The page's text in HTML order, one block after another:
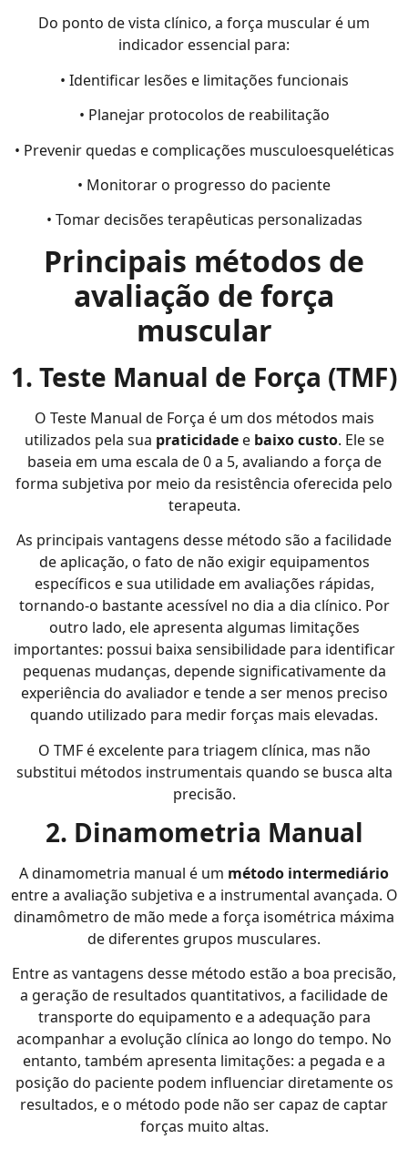
Do ponto de vista clínico, a força muscular é um
indicador essencial para:
• Identificar lesões e limitações funcionais
• Planejar protocolos de reabilitação
• Prevenir quedas e complicações musculoesqueléticas
• Monitorar o progresso do paciente
• Tomar decisões terapêuticas personalizadas
Principais métodos de
avaliação de força
muscular
1. Teste Manual de Força (TMF)
O Teste Manual de Força é um dos métodos mais
utilizados pela sua praticidade ebaixo custo. Ele se
baseia em uma escala de 0 a 5, avaliando a força de
forma subjetiva por meio da resistência oferecida pelo
terapeuta.
As principais vantagens desse método são a facilidade
de aplicação, o fato de não exigir equipamentos
específicos e sua utilidade em avaliações rápidas,
tornando-o bastante acessível no dia a dia clínico. Por
outro lado, ele apresenta algumas limitações
importantes: possui baixa sensibilidade para identificar
pequenas mudanças, depende significativamente da
experiência do avaliador e tende a ser menos preciso
quando utilizado para medir forças mais elevadas.
O TMF é excelente para triagem clínica, mas não
substitui métodos instrumentais quando se busca alta
precisão.
2. Dinamometria Manual
A dinamometria manual é um método intermediário
entre a avaliação subjetiva e a instrumental avançada. O
dinamômetro de mão mede a força isométrica máxima
de diferentes grupos musculares.
Entre as vantagens desse método estão a boa precisão,
a geração de resultados quantitativos, a facilidade de
transporte do equipamento e a adequação para
acompanhar a evolução clínica ao longo do tempo. No
entanto, também apresenta limitações: a pegada e a
posição do paciente podem influenciar diretamente os
resultados, e o método pode não ser capaz de captar
forças muito altas.